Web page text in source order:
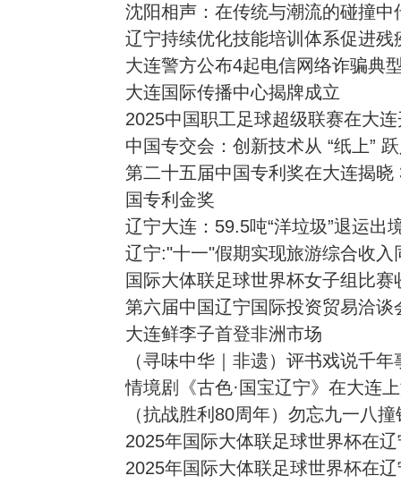
沈阳相声：在传统与潮流的碰撞中
辽宁持续优化技能培训体系促进残
大连警方公布4起电信网络诈骗典
大连国际传播中心揭牌成立
2025中国职工足球超级联赛在大
中国专交会：创新技术从 “纸上”
第二十五届中国专利奖在大连揭
国专利金奖
辽宁大连：59.5吨“洋垃圾”退运出
辽宁:"十一"假期实现旅游综合收入
国际大体联足球世界杯女子组比
第六届中国辽宁国际投资贸易洽谈
大连鲜李子首登非洲市场
（寻味中华｜非遗）评书戏说千
情境剧《古色·国宝辽宁》在大连
（抗战胜利80周年）勿忘九一八
2025年国际大体联足球世界杯在
2025年国际大体联足球世界杯在